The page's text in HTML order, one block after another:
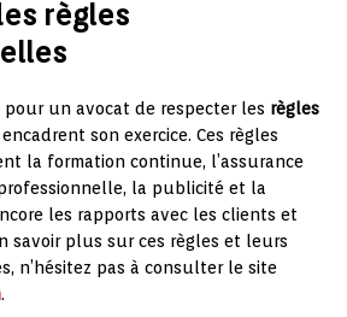
règles
un avocat de respecter les règles
son exercice. Ces règles
la formation continue, l’assurance
la publicité et la
les rapports avec les clients et
savoir plus sur ces règles et leurs
n’hésitez pas à consulter le site
.